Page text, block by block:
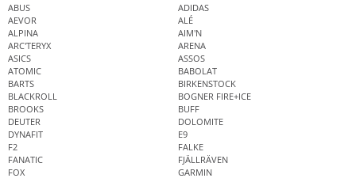
ABUS
ADIDAS
AEVOR
ALÉ
ALPINA
AIM'N
ARC'TERYX
ARENA
ASICS
ASSOS
ATOMIC
BABOLAT
BARTS
BIRKENSTOCK
BLACKROLL
BOGNER FIRE+ICE
BROOKS
BUFF
DEUTER
DOLOMITE
DYNAFIT
E9
F2
FALKE
FANATIC
FJÄLLRÄVEN
FOX
GARMIN